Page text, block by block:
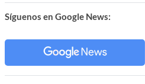
Síguenos en Google News: